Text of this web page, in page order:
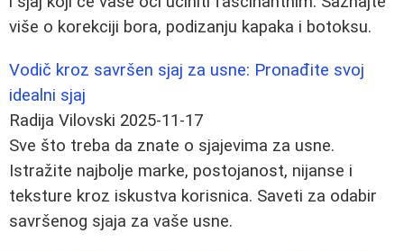
više o korekciji bora, podizanju kapaka i botoksu.
Vodič kroz savršen sjaj za usne: Pronađite svoj
idealni sjaj
Radija Vilovski 2025-11-17
Sve što treba da znate o sjajevima za usne.
Istražite najbolje marke, postojanost, nijanse i
teksture kroz iskustva korisnica. Saveti za odabir
savršenog sjaja za vaše usne.